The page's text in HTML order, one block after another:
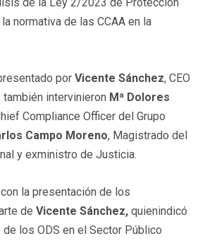
normativa de las CCAA en la
por Vicente Sánchez, CEO
también intervinieron Mª Dolores
Compliance Officer del Grupo
Campo Moreno, Magistrado del
y exministro de Justicia.
la presentación de los
de Vicente Sánchez, quienindicó
los ODS en el Sector Público